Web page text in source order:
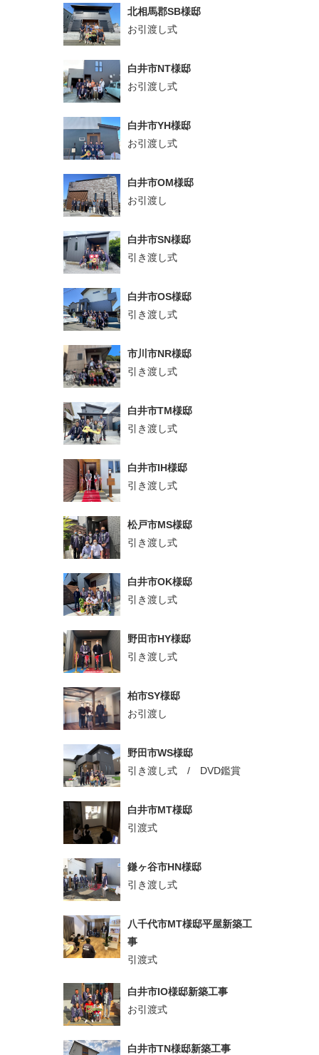
北相馬郡SB様邸
お引渡し式
白井市NT様邸
お引渡し式
白井市YH様邸
お引渡し式
白井市OM様邸
お引渡し
白井市SN様邸
引き渡し式
白井市OS様邸
引き渡し式
市川市NR様邸
引き渡し式
白井市TM様邸
引き渡し式
白井市IH様邸
引き渡し式
松戸市MS様邸
引き渡し式
白井市OK様邸
引き渡し式
野田市HY様邸
引き渡し式
柏市SY様邸
お引渡し
野田市WS様邸
引き渡し式 / DVD鑑賞
白井市MT様邸
引渡式
鎌ヶ谷市HN様邸
引き渡し式
八千代市MT様邸平屋新築工
事
引渡式
白井市IO様邸新築工事
お引渡式
白井市TN様邸新築工事